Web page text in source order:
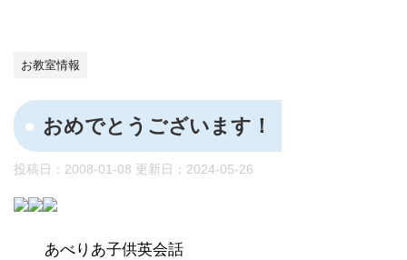
お教室情報
おめでとうございます！
投稿日：2008-01-08 更新日： 2024-05-26
あべりあ子供英会話